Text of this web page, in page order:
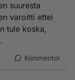
suuresta
varoitti ettei
tule koska,
Kommentoi